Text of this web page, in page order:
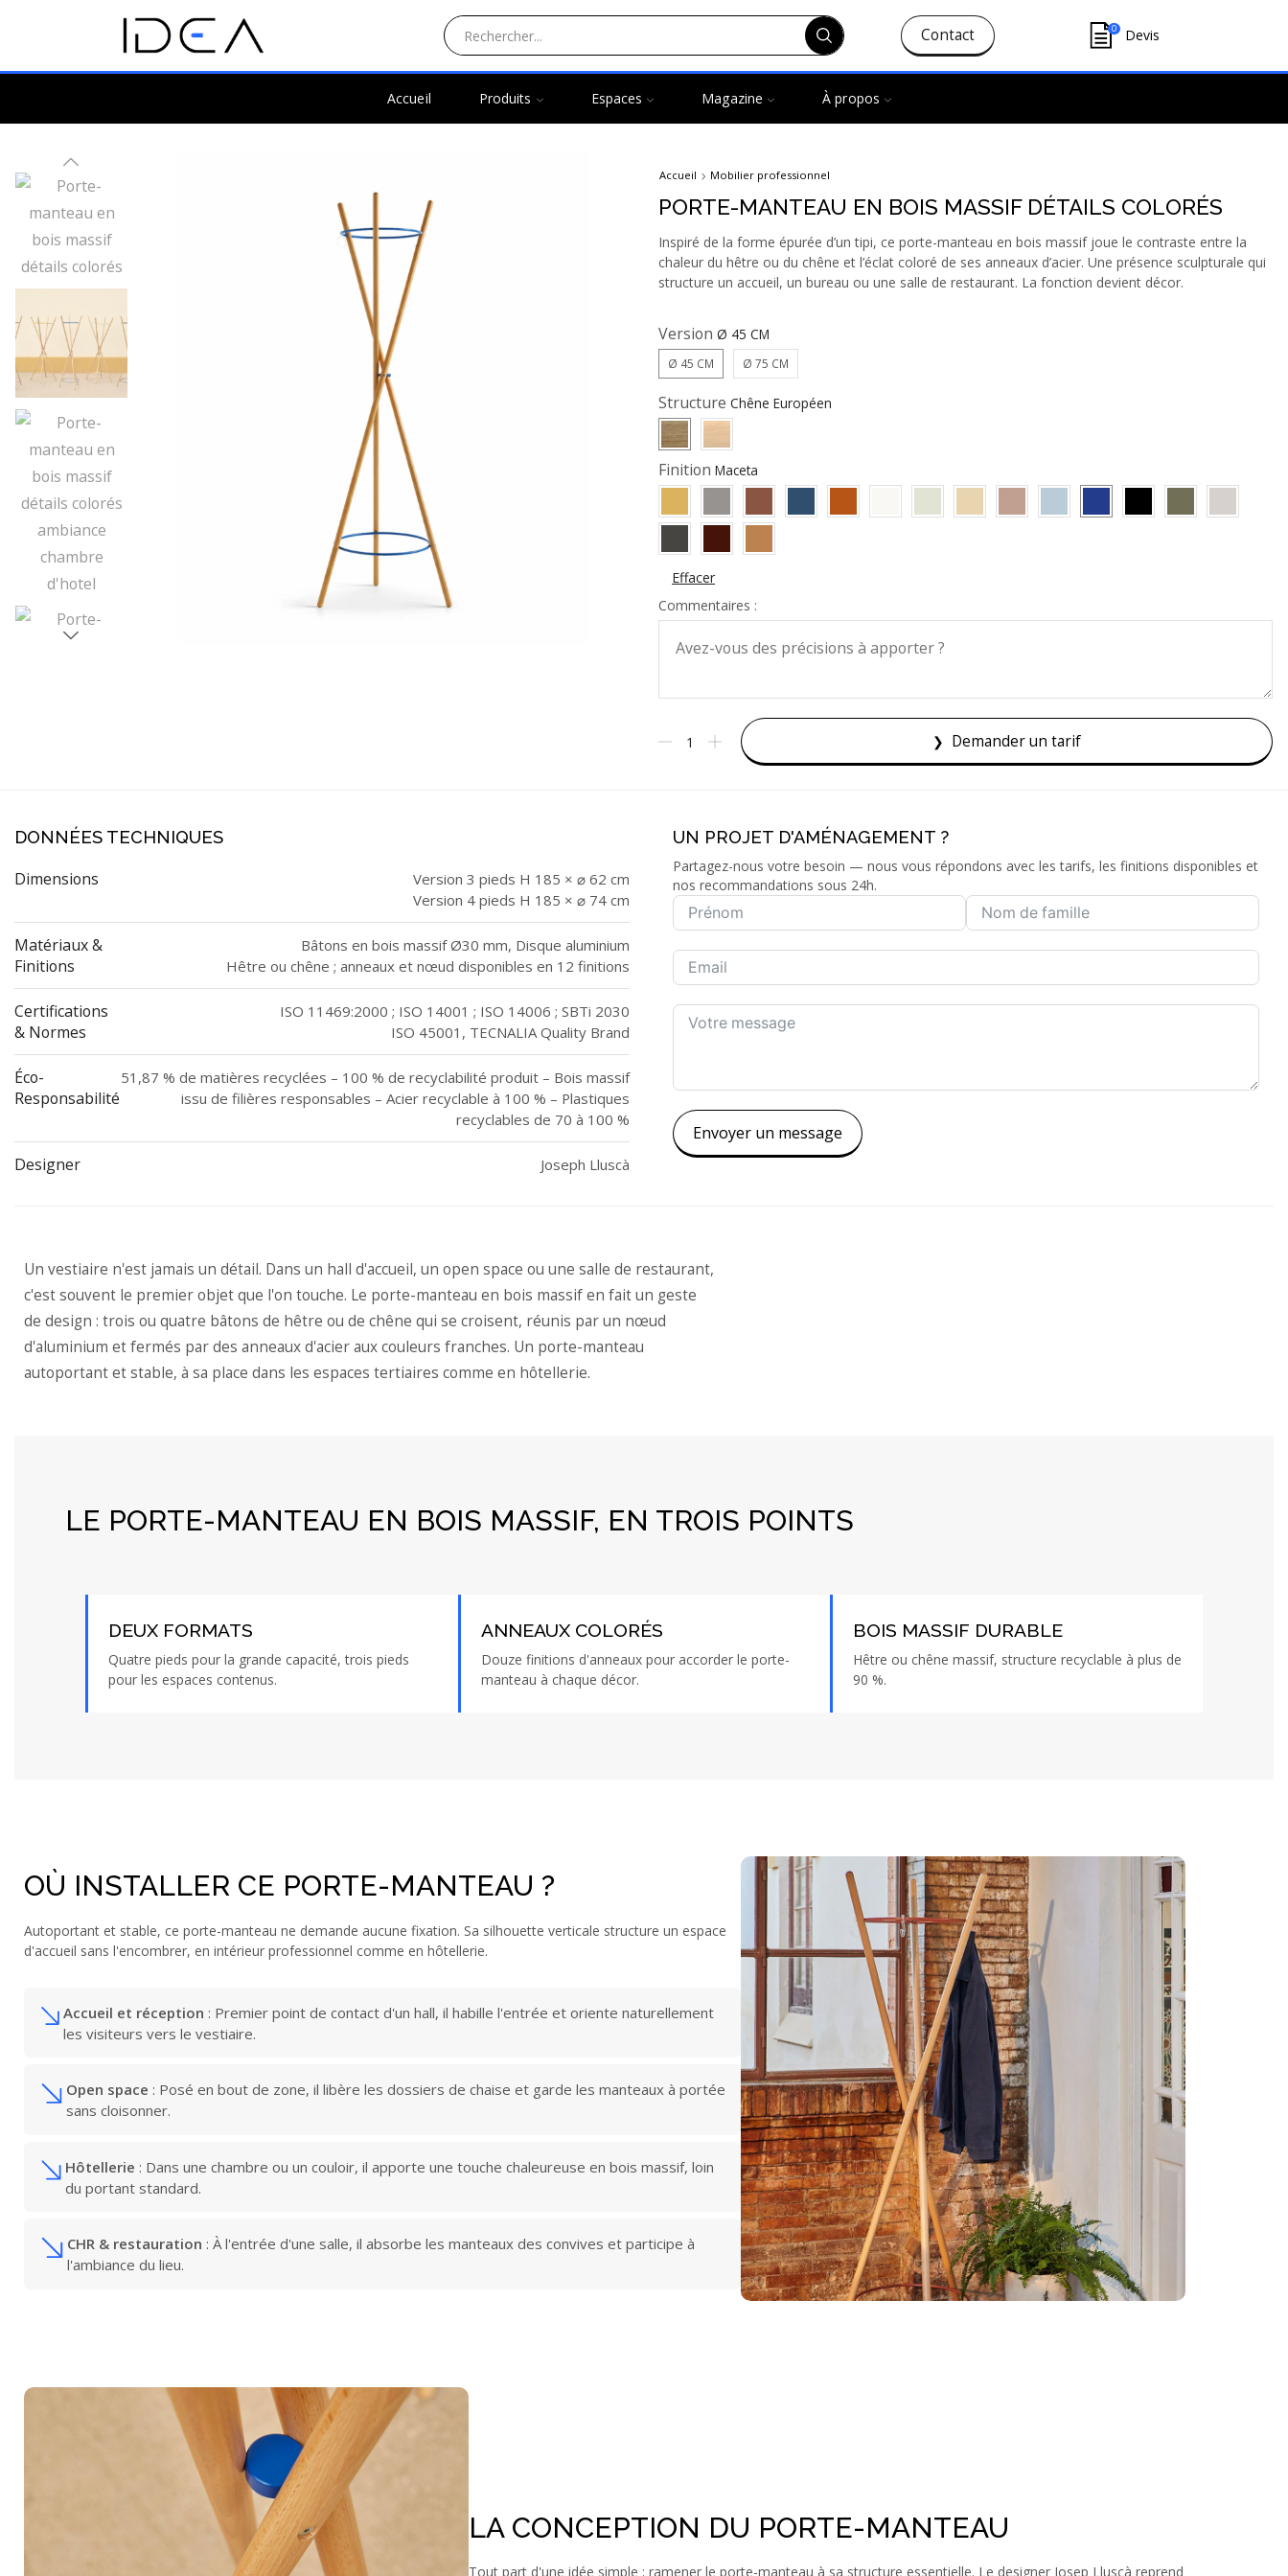
Contact 0 Devis
Accueil Produits Espaces Magazine À propos
Accueil Mobilier professionnel
PORTE-MANTEAU EN BOIS MASSIF DÉTAILS COLORÉS
Inspiré de la forme épurée d’un tipi, ce porte-manteau en bois massif joue le contraste entre la
chaleur du hêtre ou du chêne et l’éclat coloré de ses anneaux d’acier. Une présence sculpturale qui
structure un accueil, un bureau ou une salle de restaurant. La fonction devient décor.
Version
Ø 45 CM Ø 75 CM
Structure
Finition
Effacer
Commentaires :
Demander un tarif
DONNÉES TECHNIQUES
Dimensions
Version 3 pieds H 185 × ⌀ 62 cm
Version 4 pieds H 185 × ⌀ 74 cm
Matériaux &
Finitions
Bâtons en bois massif Ø30 mm, Disque aluminium
Hêtre ou chêne ; anneaux et nœud disponibles en 12 finitions
Certifications
& Normes
ISO 11469:2000 ; ISO 14001 ; ISO 14006 ; SBTi 2030
ISO 45001, TECNALIA Quality Brand
Éco-
Responsabilité
51,87 % de matières recyclées – 100 % de recyclabilité produit – Bois massif
issu de filières responsables – Acier recyclable à 100 % – Plastiques
recyclables de 70 à 100 %
Designer Joseph Lluscà
UN PROJET D'AMÉNAGEMENT ?
Partagez-nous votre besoin — nous vous répondons avec les tarifs, les finitions disponibles et
nos recommandations sous 24h.
Envoyer un message
Un vestiaire n'est jamais un détail. Dans un hall d'accueil, un open space ou une salle de restaurant,
c'est souvent le premier objet que l'on touche. Le porte-manteau en bois massif en fait un geste
de design : trois ou quatre bâtons de hêtre ou de chêne qui se croisent, réunis par un nœud
d'aluminium et fermés par des anneaux d'acier aux couleurs franches. Un porte-manteau
autoportant et stable, à sa place dans les espaces tertiaires comme en hôtellerie.
LE PORTE-MANTEAU EN BOIS MASSIF, EN TROIS POINTS
DEUX FORMATS
Quatre pieds pour la grande capacité, trois pieds
pour les espaces contenus.
ANNEAUX COLORÉS
Douze finitions d'anneaux pour accorder le porte-
manteau à chaque décor.
BOIS MASSIF DURABLE
Hêtre ou chêne massif, structure recyclable à plus de
90 %.
OÙ INSTALLER CE PORTE-MANTEAU ?
Autoportant et stable, ce porte-manteau ne demande aucune fixation. Sa silhouette verticale structure un espace
d'accueil sans l'encombrer, en intérieur professionnel comme en hôtellerie.
Accueil et réception : Premier point de contact d'un hall, il habille l'entrée et oriente naturellement
les visiteurs vers le vestiaire.
Open space : Posé en bout de zone, il libère les dossiers de chaise et garde les manteaux à portée
sans cloisonner.
Hôtellerie : Dans une chambre ou un couloir, il apporte une touche chaleureuse en bois massif, loin
du portant standard.
CHR & restauration : À l'entrée d'une salle, il absorbe les manteaux des convives et participe à
l'ambiance du lieu.
LA CONCEPTION DU PORTE-MANTEAU
Tout part d'une idée simple : ramener le porte-manteau à sa structure essentielle. Le designer Josep Lluscà reprend